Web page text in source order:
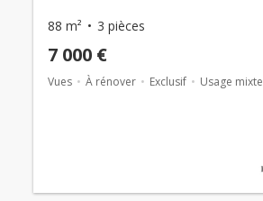
88 m² 3 pièces
7 000 €
Vues À rénover Exclusif Usage mixte